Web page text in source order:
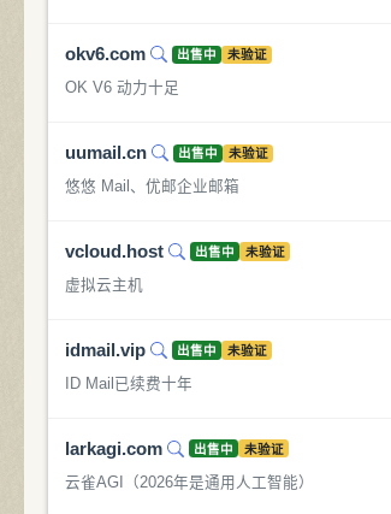
okv6.com 出售中 未验证
OK V6 动力十足
uumail.cn 出售中 未验证
悠悠 Mail、优邮企业邮箱
vcloud.host 出售中 未验证
虚拟云主机
idmail.vip 出售中 未验证
ID Mail已续费十年
larkagi.com 出售中 未验证
云雀AGI（2026年是通用人工智能）